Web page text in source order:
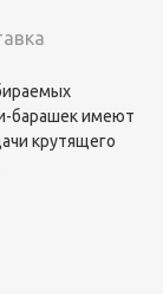
барашек имеют
крутящего